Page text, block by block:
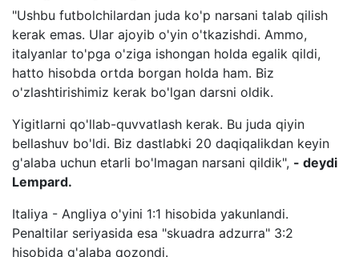
"Ushbu futbolchilardan juda ko'p narsani talab qilish
kerak emas. Ular ajoyib o'yin o'tkazishdi. Ammo,
italyanlar to'pga o'ziga ishongan holda egalik qildi,
hatto hisobda ortda borgan holda ham. Biz
o'zlashtirishimiz kerak bo'lgan darsni oldik.
Yigitlarni qo'llab-quvvatlash kerak. Bu juda qiyin
bellashuv bo'ldi. Biz dastlabki 20 daqiqalikdan keyin
g'alaba uchun etarli bo'lmagan narsani qildik", - deydi
Lempard.
Italiya - Angliya o'yini 1:1 hisobida yakunlandi.
Penaltilar seriyasida esa "skuadra adzurra" 3:2
hisobida g'alaba qozondi.